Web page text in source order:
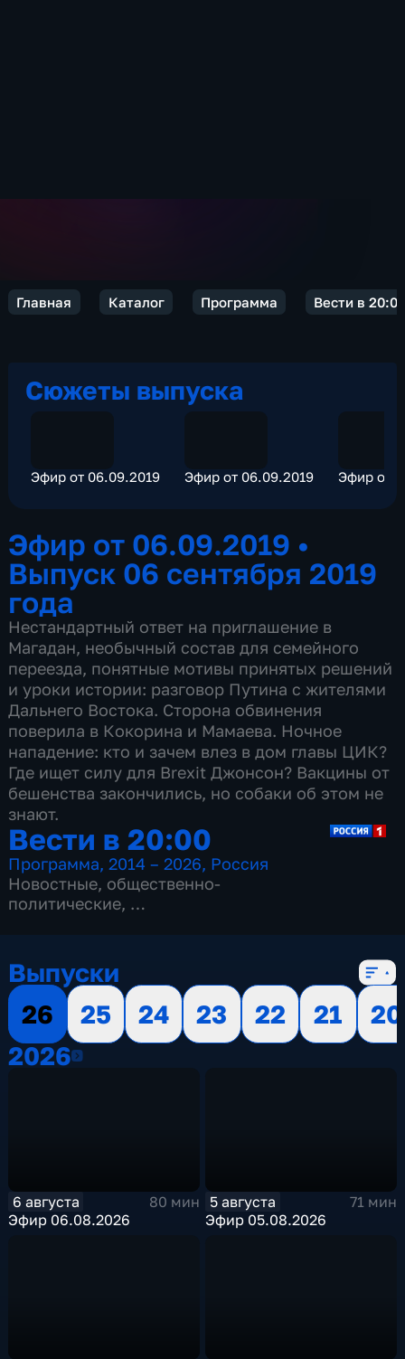
Главная Каталог Программа Вести в 20:00
Сюжеты выпуска
Эфир от 06.09.2019 Эфир от 06.09.2019 Эфир от
Эфир от 06.09.2019 •
Выпуск 06 сентября 2019
года
Нестандартный ответ на приглашение в
Магадан, необычный состав для семейного
переезда, понятные мотивы принятых решений
и уроки истории: разговор Путина с жителями
Дальнего Востока. Сторона обвинения
поверила в Кокорина и Мамаева. Ночное
нападение: кто и зачем влез в дом главы ЦИК?
Где ищет силу для Brexit Джонсон? Вакцины от
бешенства закончились, но собаки об этом не
знают.
Вести в 20:00
Программа,2014 – 2026, Россия
Новостные, общественно-
политические,
Выпуски
26
25 24 23 22 21
20
20262026
6 августа
80 мин
Эфир 06.08.2026
5 августа
71 мин
Эфир 05.08.2026